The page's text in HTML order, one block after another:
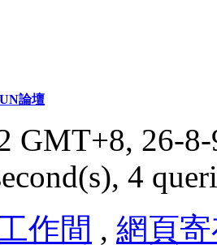
論壇
GMT+8, 26-
4
作間 , 網頁